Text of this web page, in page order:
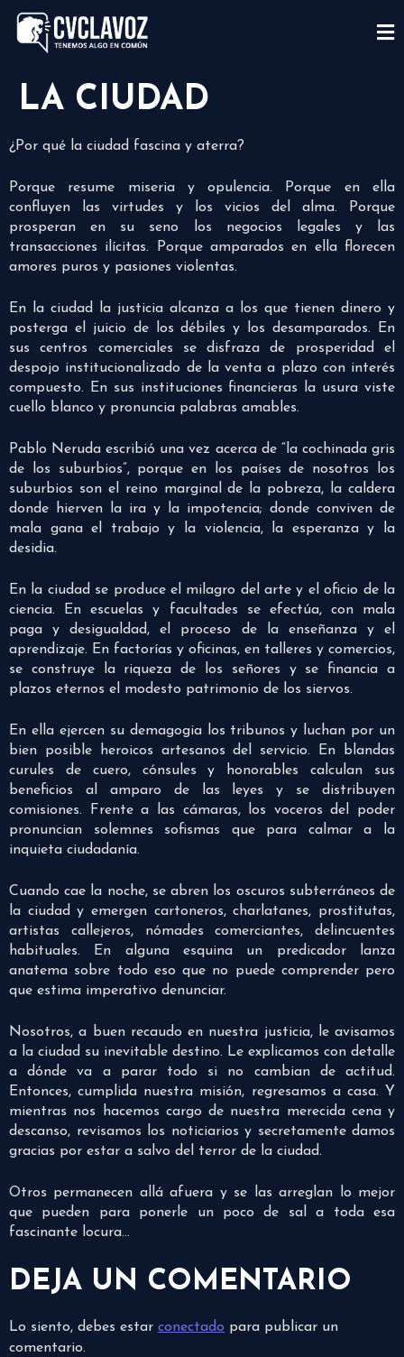
LA CIUDAD
¿Por qué la ciudad fascina y aterra?
Porque resume miseria y opulencia. Porque en ella
confluyen las virtudes y los vicios del alma. Porque
prosperan en su seno los negocios legales y las
transacciones ilícitas. Porque amparados en ella florecen
amores puros y pasiones violentas.
En la ciudad la justicia alcanza a los que tienen dinero y
posterga el juicio de los débiles y los desamparados. En
sus centros comerciales se disfraza de prosperidad el
despojo institucionalizado de la venta a plazo con interés
compuesto. En sus instituciones financieras la usura viste
cuello blanco y pronuncia palabras amables.
Pablo Neruda escribió una vez acerca de “la cochinada gris
de los suburbios”, porque en los países de nosotros los
suburbios son el reino marginal de la pobreza, la caldera
donde hierven la ira y la impotencia; donde conviven de
mala gana el trabajo y la violencia, la esperanza y la
desidia.
En la ciudad se produce el milagro del arte y el oficio de la
ciencia. En escuelas y facultades se efectúa, con mala
paga y desigualdad, el proceso de la enseñanza y el
aprendizaje. En factorías y oficinas, en talleres y comercios,
se construye la riqueza de los señores y se financia a
plazos eternos el modesto patrimonio de los siervos.
En ella ejercen su demagogia los tribunos y luchan por un
bien posible heroicos artesanos del servicio. En blandas
curules de cuero, cónsules y honorables calculan sus
beneficios al amparo de las leyes y se distribuyen
comisiones. Frente a las cámaras, los voceros del poder
pronuncian solemnes sofismas que para calmar a la
inquieta ciudadanía.
Cuando cae la noche, se abren los oscuros subterráneos de
la ciudad y emergen cartoneros, charlatanes, prostitutas,
artistas callejeros, nómades comerciantes, delincuentes
habituales. En alguna esquina un predicador lanza
anatema sobre todo eso que no puede comprender pero
que estima imperativo denunciar.
Nosotros, a buen recaudo en nuestra justicia, le avisamos
a la ciudad su inevitable destino. Le explicamos con detalle
a dónde va a parar todo si no cambian de actitud.
Entonces, cumplida nuestra misión, regresamos a casa. Y
mientras nos hacemos cargo de nuestra merecida cena y
descanso, revisamos los noticiarios y secretamente damos
gracias por estar a salvo del terror de la ciudad.
Otros permanecen allá afuera y se las arreglan lo mejor
que pueden para ponerle un poco de sal a toda esa
fascinante locura…
DEJA UN COMENTARIO
Lo siento, debes estar conectado para publicar un
comentario.